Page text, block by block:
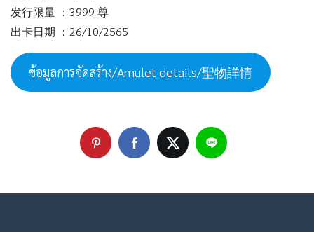
发行限量 ：3999 尊
出卡日期 ：26/10/2565
ข้อมูลการจัดสร้าง/Amulet details/聖物詳情